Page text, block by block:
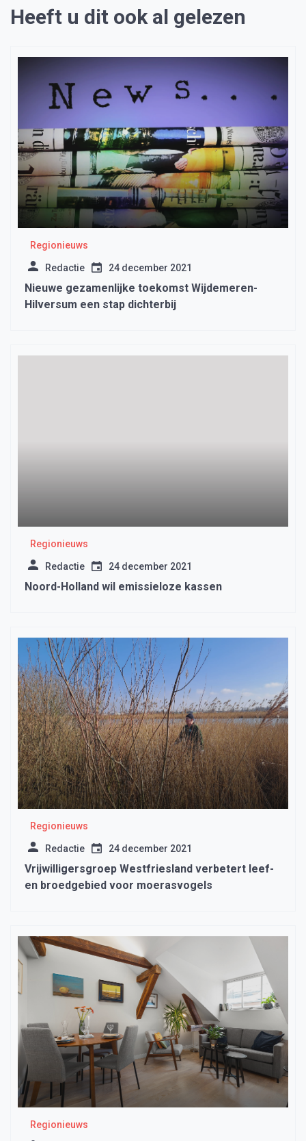
Heeft u dit ook al gelezen
Regionieuws
Redactie 24 december 2021
Nieuwe gezamenlijke toekomst Wijdemeren-
Hilversum een stap dichterbij
Regionieuws
Redactie 24 december 2021
Noord-Holland wil emissieloze kassen
Regionieuws
Redactie 24 december 2021
Vrijwilligersgroep Westfriesland verbetert leef-
en broedgebied voor moerasvogels
Regionieuws